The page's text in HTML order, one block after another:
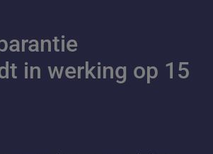
in werking op 15